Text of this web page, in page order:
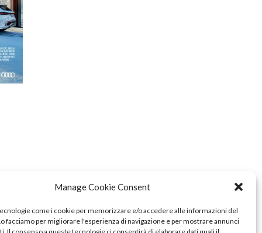
Manage Cookie Consent
come i cookie per memorizzare e/o accedere alle informazioni del
facciamo per migliorare l'esperienza di navigazione e per mostrare annunci